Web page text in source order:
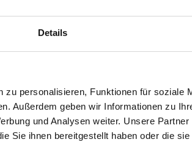
Details
personalisieren, Funktionen für soziale
Außerdem geben wir Informationen zu
und Analysen weiter. Unsere
Sie ihnen bereitgestellt haben oder die